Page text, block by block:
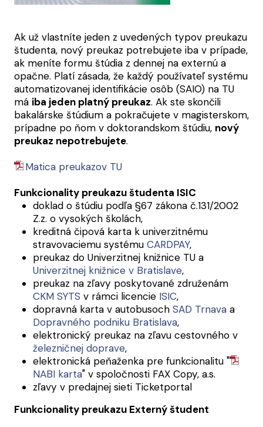
Ak už vlastníte jeden z uvedených typov preukazu
študenta, nový preukaz potrebujete iba v prípade,
ak meníte formu štúdia z dennej na externú a
opačne. Platí zásada, že každý používateľ systému
automatizovanej identifikácie osôb (SAIO) na TU
má iba jeden platný preukaz. Ak ste skončili
bakalárske štúdium a pokračujete v magisterskom,
prípadne po ňom v doktorandskom štúdiu, nový
preukaz nepotrebujete.
Matica preukazov TU
Funkcionality preukazu študenta ISIC
doklad o štúdiu podľa §67 zákona č.131/2002
Z.z. o vysokých školách,
kreditná čipová karta k univerzitnému
stravovaciemu systému CARDPAY,
preukaz do Univerzitnej knižnice TU a
Univerzitnej knižnice v Bratislave,
preukaz na zľavy poskytované združenám
CKM SYTS v rámci licencie ISIC,
dopravná karta v autobusoch SAD Trnava a
Dopravného podniku Bratislava,
elektronický preukaz na zľavu cestovného v
železničnej doprave,
elektronická peňaženka pre funkcionalitu "
NABI karta" v spoločnosti FAX Copy, a.s.
zľavy v predajnej sieti Ticketportal
Funkcionality preukazu Externý študent